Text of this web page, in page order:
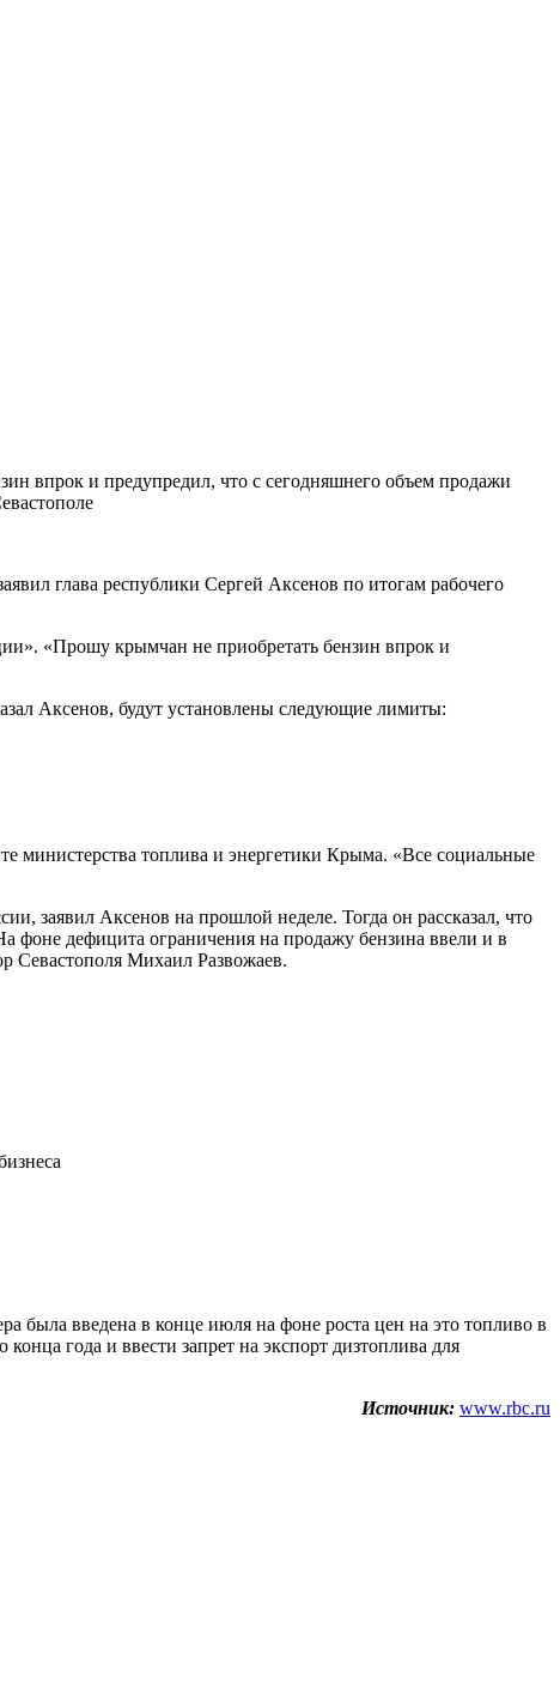
впрок и предупредил, что с сегодняшнего объем продажи
глава республики Сергей Аксенов по итогам рабочего
«Прошу крымчан не приобретать бензин впрок и
Аксенов, будут установлены следующие лимиты:
министерства топлива и энергетики Крыма. «Все социальные
заявил Аксенов на прошлой неделе. Тогда он рассказал, что
дефицита ограничения на продажу бензина ввели и в
Севастополя Михаил Развожаев.
была введена в конце июля на фоне роста цен на это топливо в
года и ввести запрет на экспорт дизтоплива для
Источник: www.rbc.ru